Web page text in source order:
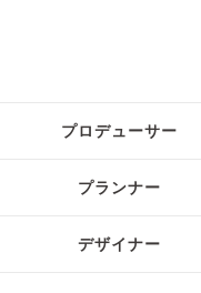
プロデューサー
プランナー
デザイナー